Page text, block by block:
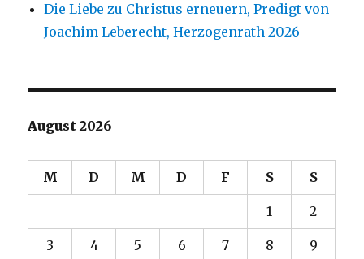
Die Liebe zu Christus erneuern, Predigt von
Joachim Leberecht, Herzogenrath 2026
August 2026
M D M D F S S
1 2
3 4 5 6 7 8 9